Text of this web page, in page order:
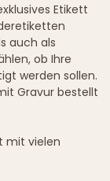
Etikett
auch als
ob Ihre
werden sollen.
Gravur bestellt
mit vielen